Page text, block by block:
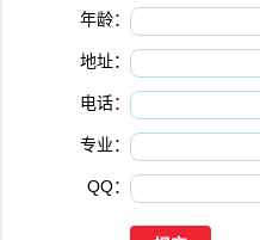
年龄：
地址：
电话：
专业：
QQ：